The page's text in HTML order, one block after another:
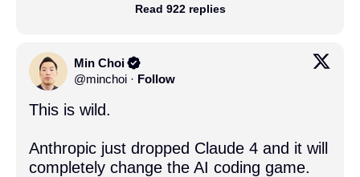
Read 922 replies
Min Choi
@minchoi · Follow
This is wild.
Anthropic just dropped Claude 4 and it will
completely change the AI coding game.